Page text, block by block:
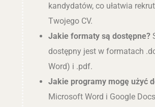
kandydatów, co ułatwia
Twojego CV.
Jakie formaty są dostępne?
dostępny jest w formatach
Word) i .pdf.
Jakie programy mogę użyć
Microsoft Word i Google